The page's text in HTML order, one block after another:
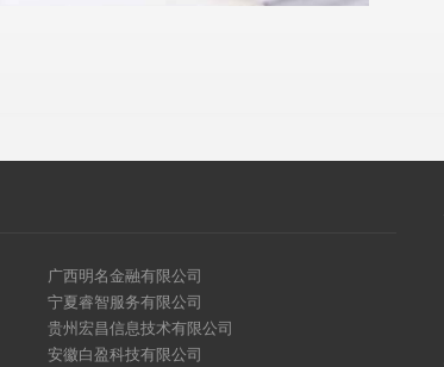
广西明名金融有限公司
宁夏睿智服务有限公司
贵州宏昌信息技术有限公司
安徽白盈科技有限公司